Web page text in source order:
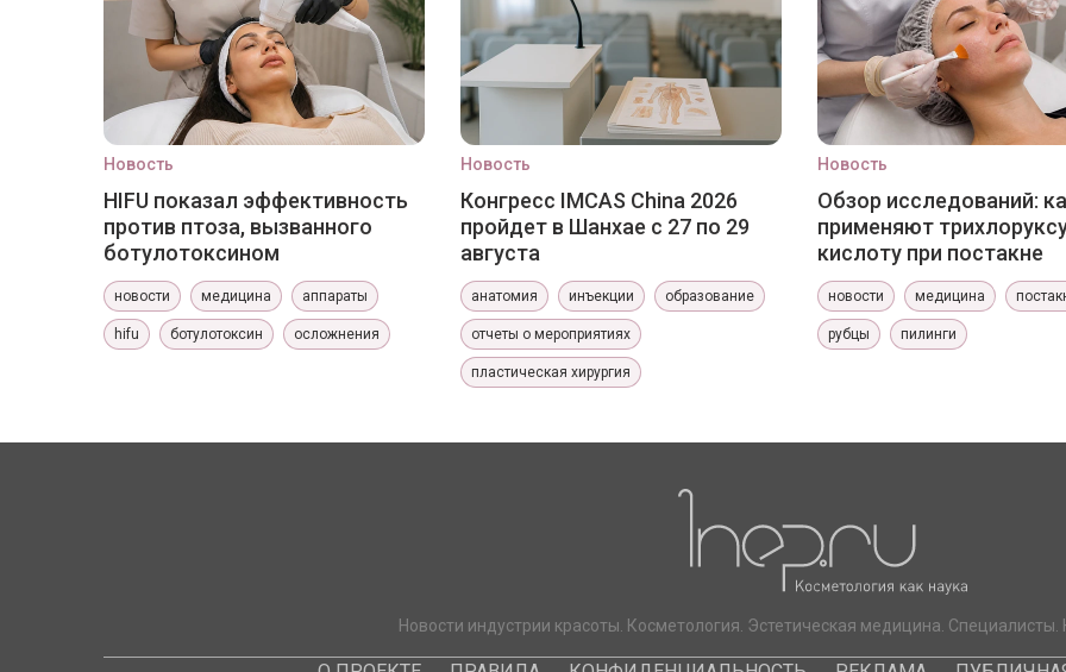
Новость
HIFU показал эффективность
против птоза, вызванного
ботулотоксином
новости медицина аппараты
hifu ботулотоксин осложнения
Новость
Конгресс IMCAS China 2026
пройдет в Шанхае с 27 по 29
августа
анатомия инъекции образование
отчеты о мероприятиях
пластическая хирургия
Новость
Обзор исследований:
применяют
кислоту при постакне
новости медицина
рубцы пилинги
Новости индустрии красоты. Косметология. Эстетическая медицина. Специалисты.